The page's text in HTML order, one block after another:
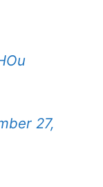
27,